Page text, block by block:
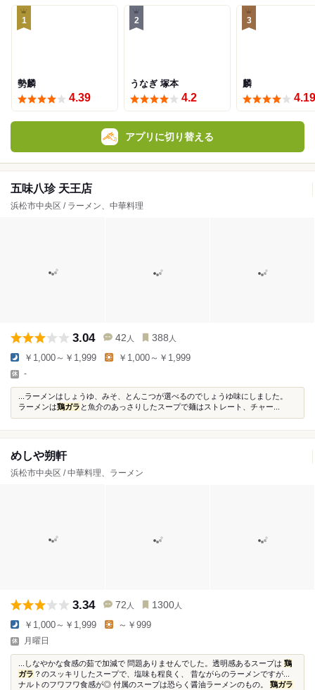
1
勢麟
4.39
2
うなぎ 塚本
4.2
3
麟
4.19
アプリに切り替える
五味八珍 天王店
浜松市中央区 / ラーメン、中華料理
3.04 42 人 388 人
￥1,000～￥1,999 ￥1,000～￥1,999
-
...ラーメンはしょうゆ、みそ、とんこつが選べるのでしょうゆ味にしました。
ラーメンは鶏ガラ と魚介のあっさりしたスープで麺はストレート、チャー...
めしや朔軒
浜松市中央区 / 中華料理、ラーメン
3.34 72 人 1300 人
￥1,000～￥1,999 ～￥999
月曜日
...しなやかな食感の茹で加減で 問題ありませんでした。透明感あるスープは 鶏
ガラ ？のスッキリしたスープで、塩味も程良く、 昔ながらのラーメンですが...
ナルトのフワフワ食感が◎ 付属のスープは恐らく醤油ラーメンのもの。 鶏ガラ